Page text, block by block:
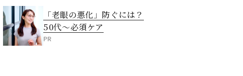
「老眼の悪化」防ぐには？
50代～必須ケア
PR